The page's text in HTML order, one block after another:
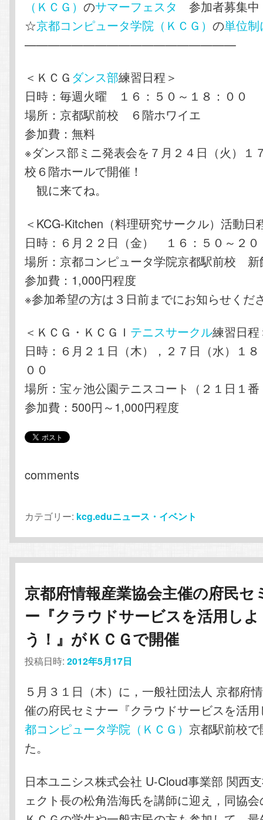
（ＫＣＧ）のサマーフェスタ
参加者募集中
☆京都コンピュータ学院（ＫＣＧ）の単位
——————————————————
＜ＫＣＧ ダンス部練習日程＞
日時：毎週火曜 １６：５０～１８：００
場所：京都駅前校 ６階ホワイエ
参加費：無料
※ダンス部ミニ発表会を７月２４日（火）１
校６階ホールで開催！
観に来てね。
＜KCG-Kitchen（料理研究サークル）活動日
日時：６月２２日（金） １６：５０～２０
場所：京都コンピュータ学院京都駅前校 新
参加費：1,000円程度
※参加希望の方は３日前までにお知らせくだ
＜ＫＣＧ・ＫＣＧＩ テニスサークル練習日程
日時：６月２１日（木），２７日（水）１
００
場所：宝ヶ池公園テニスコート（２１日１
参加費：500円～1,000円程度
comments
カテゴリー: kcg.eduニュース・イベント
京都府情報産業協会主催の府民セ
ー『クラウドサービスを活用しよ
う！』がＫＣＧで開催
投稿日時:2012年5月17日
５月３１日（木）に，一般社団法人 京都府
催の府民セミナー『クラウドサービスを活
都コンピュータ学院（ＫＣＧ） 京都駅前校
た。
日本ユニシス株式会社 U-Cloud事業部 関西
ェクト長の松角浩海氏を講師に迎え，同協